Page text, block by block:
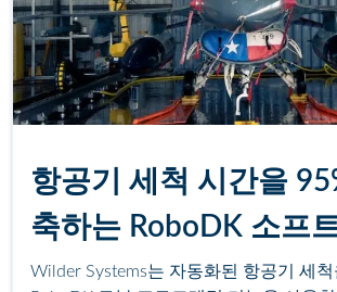
항공기 세척 시간을
축하는 RoboDK 소프
Wilder Systems는 자동화된 항공기 세척